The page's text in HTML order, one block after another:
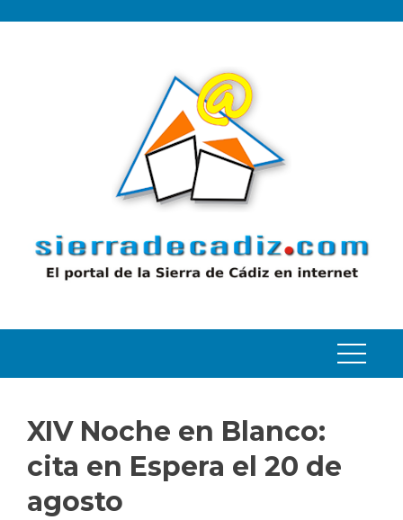
XIV Noche en Blanco:
cita en Espera el 20 de
agosto